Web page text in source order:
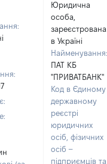
Юридична
особа,
зареєстрована
в Україні
Найменування:
ПАТ КБ
"ПРИВАТБАНК"
Код в Єдиному
державному
реєстрі
юридичних
осіб, фізичних
осіб –
підприємців та